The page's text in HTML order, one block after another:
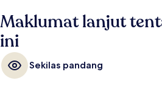
Maklumat lanjut
ini
Sekilas pandang